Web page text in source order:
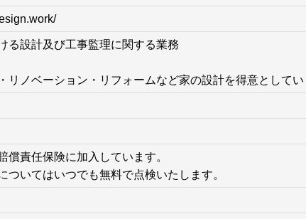
る設計及び工事監理に関する業務
リノベーション・リフォームなど家の設計を得意として
償責任保険に加入しています。
ついてはいつでも無料で点検いたします。